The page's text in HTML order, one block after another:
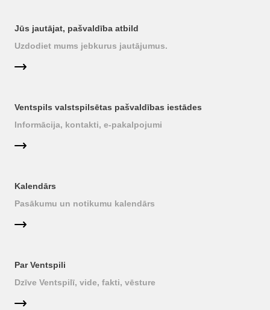
Jūs jautājat, pašvaldība atbild
Uzdodiet mums jebkurus jautājumus.
Ventspils valstspilsētas pašvaldības iestādes
Informācija, kontakti, e-pakalpojumi
Kalendārs
Pasākumu un notikumu kalendārs
Par Ventspili
Dzīve Ventspilī, vide, fakti, vēsture